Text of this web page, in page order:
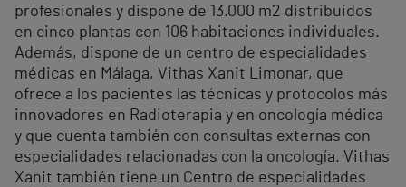
profesionales y dispone de 13.000 m2 distribuidos
en cinco plantas con 106 habitaciones individuales.
Además, dispone de un centro de especialidades
médicas en Málaga, Vithas Xanit Limonar, que
ofrece a los pacientes las técnicas y protocolos más
innovadores en Radioterapia y en oncología médica
y que cuenta también con consultas externas con
especialidades relacionadas con la oncología. Vithas
Xanit también tiene un Centro de especialidades